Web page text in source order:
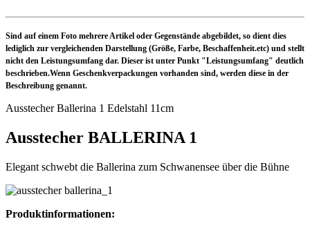
Sind auf einem Foto mehrere Artikel oder Gegenstände abgebildet, so dient dies
lediglich zur vergleichenden Darstellung (Größe, Farbe, Beschaffenheit.etc) und stellt
nicht den Leistungsumfang dar. Dieser ist unter Punkt "Leistungsumfang" deutlich
beschrieben.Wenn Geschenkverpackungen vorhanden sind, werden diese in der
Beschreibung genannt.
Ausstecher Ballerina 1 Edelstahl 11cm
Ausstecher BALLERINA 1
Elegant schwebt die Ballerina zum Schwanensee über die Bühne
Produktinformationen: